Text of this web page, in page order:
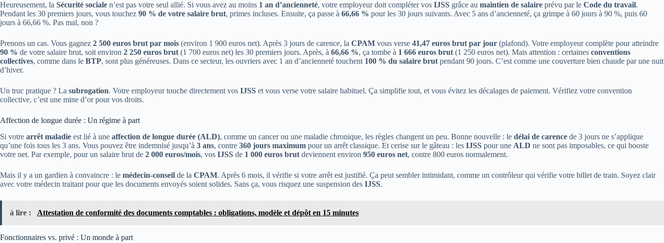
Heureusement, la Sécurité sociale n’est pas votre seul allié. Si vous avez au moins 1 an d’ancienneté, votre employeur doit compléter vos IJSS grâce au maintien de salaire prévu par le Code du travail.
Pendant les 30 premiers jours, vous touchez 90 % de votre salaire brut, primes incluses. Ensuite, ça passe à 66,66 % pour les 30 jours suivants. Avec 5 ans d’ancienneté, ça grimpe à 60 jours à 90 %, puis 60
jours à 66,66 %. Pas mal, non ?
Prenons un cas. Vous gagnez 2 500 euros brut par mois (environ 1 900 euros net). Après 3 jours de carence, la CPAM vous verse 41,47 euros brut par jour (plafond). Votre employeur complète pour atteindre
90 % de votre salaire brut, soit environ 2 250 euros brut (1 700 euros net) les 30 premiers jours. Après, à 66,66 %, ça tombe à 1 666 euros brut (1 250 euros net). Mais attention : certaines conventions
collectives, comme dans le BTP, sont plus généreuses. Dans ce secteur, les ouvriers avec 1 an d’ancienneté touchent 100 % du salaire brut pendant 90 jours. C’est comme une couverture bien chaude par une nuit
d’hiver.
Un truc pratique ? La subrogation. Votre employeur touche directement vos IJSS et vous verse votre salaire habituel. Ça simplifie tout, et vous évitez les décalages de paiement. Vérifiez votre convention
collective, c’est une mine d’or pour vos droits.
Affection de longue durée : Un régime à part
Si votre arrêt maladie est lié à une affection de longue durée (ALD), comme un cancer ou une maladie chronique, les règles changent un peu. Bonne nouvelle : le délai de carence de 3 jours ne s’applique
qu’une fois tous les 3 ans. Vous pouvez être indemnisé jusqu’à 3 ans, contre 360 jours maximum pour un arrêt classique. Et cerise sur le gâteau : les IJSS pour une ALD ne sont pas imposables, ce qui booste
votre net. Par exemple, pour un salaire brut de 2 000 euros/mois, vos IJSS de 1 000 euros brut deviennent environ 950 euros net, contre 800 euros normalement.
Mais il y a un gardien à convaincre : le médecin-conseil de la CPAM. Après 6 mois, il vérifie si votre arrêt est justifié. Ça peut sembler intimidant, comme un contrôleur qui vérifie votre billet de train. Soyez clair
avec votre médecin traitant pour que les documents envoyés soient solides. Sans ça, vous risquez une suspension des IJSS.
à lire : Attestation de conformité des documents comptables : obligations, modèle et dépôt en 15 minutes
Fonctionnaires vs. privé : Un monde à part